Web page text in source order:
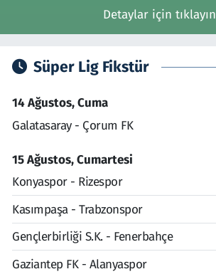
Detaylar için tıklayın
Süper Lig Fikstür
14 Ağustos, Cuma
Galatasaray - Çorum FK
15 Ağustos, Cumartesi
Konyaspor - Rizespor
Kasımpaşa - Trabzonspor
Gençlerbirliği S.K. - Fenerbahçe
Gaziantep FK - Alanyaspor